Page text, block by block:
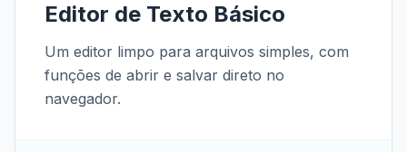
Editor de Texto Básico
Um editor limpo para arquivos simples, com
funções de abrir e salvar direto no
navegador.